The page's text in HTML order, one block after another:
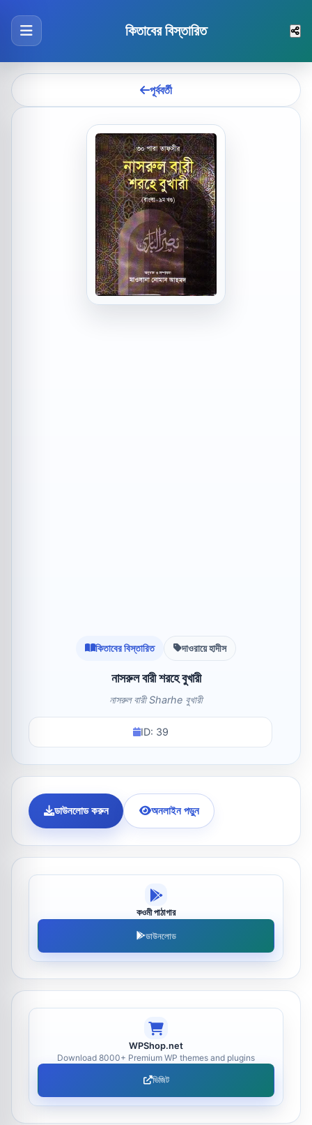
কিতাবের বিস্তারিত
পূর্ববর্তী
কিতাবের বিস্তারিত দাওরায়ে হাদীস
নাসরুল বারী শরহে বুখারী
নাসরুল বারী Sharhe বুখারী
ID: 39
ডাউনলোড করুন অনলাইন পড়ুন
কওমী পাঠাগার
ডাউনলোড
WPShop.net
Download 8000+ Premium WP themes and plugins
ভিজিট